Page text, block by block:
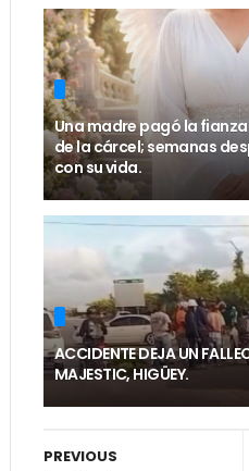
Una madre pagó la
de la cárcel; semanas
con su vida.
ACCIDENTE DEJA UN
MAJESTIC, HIGÜEY.
PREVIOUS